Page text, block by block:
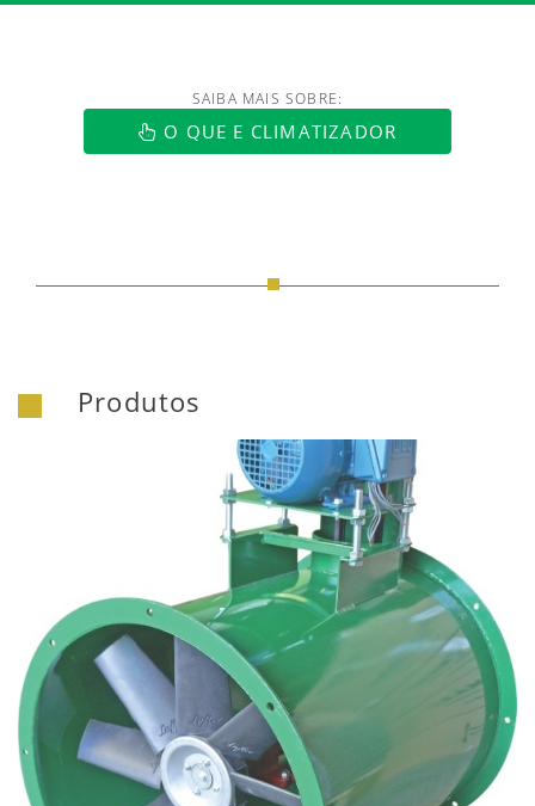
SAIBA MAIS SOBRE:
O QUE E CLIMATIZADOR
Produtos